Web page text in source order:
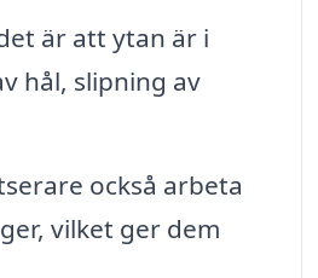
är att ytan är i
hål, slipning av
också arbeta
vilket ger dem